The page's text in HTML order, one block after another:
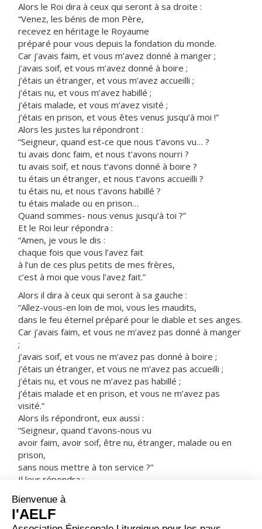
Alors le Roi dira à ceux qui seront à sa droite :
“Venez, les bénis de mon Père,
recevez en héritage le Royaume
préparé pour vous depuis la fondation du monde.
Car j’avais faim, et vous m’avez donné à manger ;
j’avais soif, et vous m’avez donné à boire ;
j’étais un étranger, et vous m’avez accueilli ;
j’étais nu, et vous m’avez habillé ;
j’étais malade, et vous m’avez visité ;
j’étais en prison, et vous êtes venus jusqu’à moi !”
Alors les justes lui répondront :
“Seigneur, quand est-ce que nous t’avons vu… ?
tu avais donc faim, et nous t’avons nourri ?
tu avais soif, et nous t’avons donné à boire ?
tu étais un étranger, et nous t’avons accueilli ?
tu étais nu, et nous t’avons habillé ?
tu étais malade ou en prison…
Quand sommes- nous venus jusqu’à toi ?”
Et le Roi leur répondra :
“Amen, je vous le dis :
chaque fois que vous l’avez fait
à l’un de ces plus petits de mes frères,
c’est à moi que vous l’avez fait.”
Alors il dira à ceux qui seront à sa gauche :
“Allez-vous-en loin de moi, vous les maudits,
dans le feu éternel préparé pour le diable et ses anges.
Car j’avais faim, et vous ne m’avez pas donné à manger
;
j’avais soif, et vous ne m’avez pas donné à boire ;
j’étais un étranger, et vous ne m’avez pas accueilli ;
j’étais nu, et vous ne m’avez pas habillé ;
j’étais malade et en prison, et vous ne m’avez pas
visité.”
Alors ils répondront, eux aussi :
“Seigneur, quand t’avons-nous vu
avoir faim, avoir soif, être nu, étranger, malade ou en
prison,
sans nous mettre à ton service ?”
Il leur répondra :
chaque fois que vous ne l’avez pas fait
à l’un de ces plus petits,